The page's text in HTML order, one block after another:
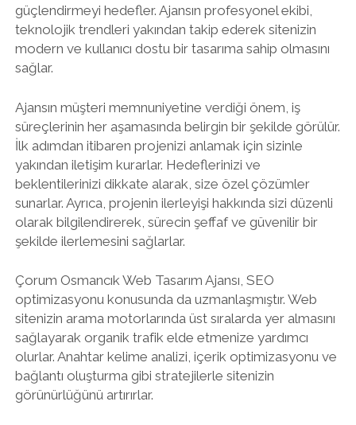
güçlendirmeyi hedefler. Ajansın profesyonel ekibi,
teknolojik trendleri yakından takip ederek sitenizin
modern ve kullanıcı dostu bir tasarıma sahip olmasını
sağlar.
Ajansın müşteri memnuniyetine verdiği önem, iş
süreçlerinin her aşamasında belirgin bir şekilde görülür.
İlk adımdan itibaren projenizi anlamak için sizinle
yakından iletişim kurarlar. Hedeflerinizi ve
beklentilerinizi dikkate alarak, size özel çözümler
sunarlar. Ayrıca, projenin ilerleyişi hakkında sizi düzenli
olarak bilgilendirerek, sürecin şeffaf ve güvenilir bir
şekilde ilerlemesini sağlarlar.
Çorum Osmancık Web Tasarım Ajansı, SEO
optimizasyonu konusunda da uzmanlaşmıştır. Web
sitenizin arama motorlarında üst sıralarda yer almasını
sağlayarak organik trafik elde etmenize yardımcı
olurlar. Anahtar kelime analizi, içerik optimizasyonu ve
bağlantı oluşturma gibi stratejilerle sitenizin
görünürlüğünü artırırlar.